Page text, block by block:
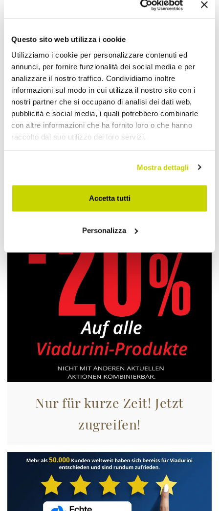
Questo sito web utilizza i cookie
Utilizziamo i cookie per personalizzare contenuti ed
annunci, per fornire funzionalità dei social media e per
analizzare il nostro traffico. Condividiamo inoltre
informazioni sul modo in cui utilizza il nostro sito con i
nostri partner che si occupano di analisi dei dati web,
pubblicità e social media, i quali potrebbero combinarle
con altre informazioni che ha fornito loro o che hanno
raccolto dal suo utilizzo dei loro servizi.
Mostra dettagli
Accetta tutti
Personalizza
Um eine Bewertung zu verfassen, müssen Sie sich
anmelden.
Wunschliste Schreiben Sie Ihren Beitrag Drucken
Lichtmöbel
Nur für kurze Zeit! Jetzt
zugreifen!